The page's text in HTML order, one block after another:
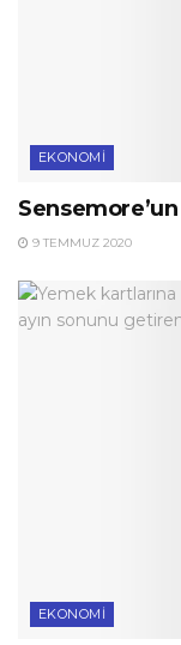
EKONOMI
9 TEMMUZ 2020
EKONOMI